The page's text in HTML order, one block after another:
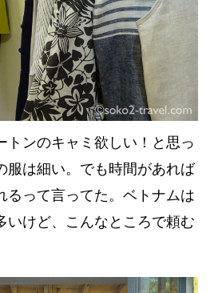
トンのキャミ欲しい！と思っ
服は細い。でも時間があれば
るって言ってた。ベトナムは
いけど、こんなところで頼む